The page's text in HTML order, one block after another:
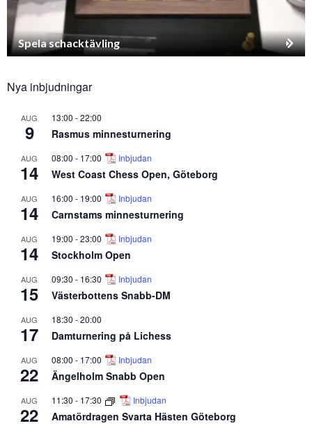
Spela schacktävling
Nya inbjudningar
AUG
9
13:00 -22:00
Rasmus minnesturnering
AUG
14
08:00 - 17:00 Inbjudan
West Coast Chess Open, Göteborg
AUG
14
16:00 - 19:00 Inbjudan
Carnstams minnesturnering
AUG
14
19:00 -23:00 Inbjudan
Stockholm Open
AUG
15
09:30 - 16:30 Inbjudan
Västerbottens Snabb-DM
AUG
17
18:30 -20:00
Damturnering på Lichess
AUG
22
08:00 - 17:00 Inbjudan
Ängelholm Snabb Open
AUG
22
11:30 - 17:30 Inbjudan
Amatördragen Svarta Hästen Göteborg